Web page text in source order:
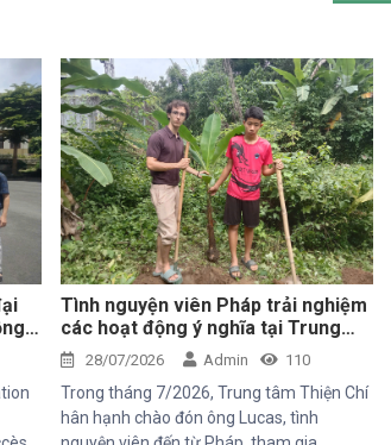
Tình nguyện viên Pháp trải nghiệm
các hoạt động ý nghĩa tại Trung
tâm Thiện Chí
28/07/2026 Admin 110
Trong tháng 7/2026, Trung tâm Thiện Chí
hân hạnh chào đón ông Lucas, tình